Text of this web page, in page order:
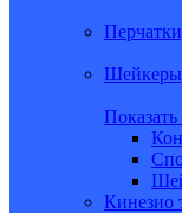
Кинезио